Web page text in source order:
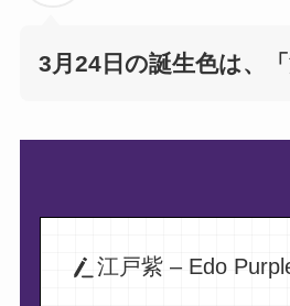
3月24日の誕生色は、
江戸紫 – Edo